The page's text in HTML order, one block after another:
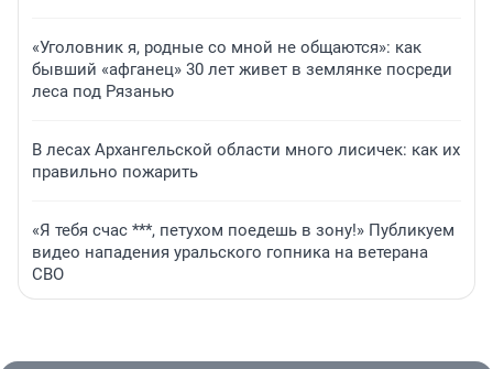
«Уголовник я, родные со мной не общаются»: как
бывший «афганец» 30 лет живет в землянке посреди
леса под Рязанью
В лесах Архангельской области много лисичек: как их
правильно пожарить
«Я тебя счас ***, петухом поедешь в зону!» Публикуем
видео нападения уральского гопника на ветерана
СВО